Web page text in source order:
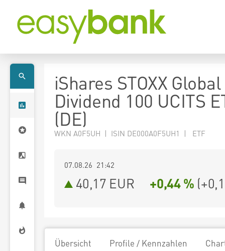
iShares STOXX
Dividend 100 UCITS
(DE)
WKN A0F5UH | ISIN DE000A0F5UH1 | ETF
07.08.26 21:42
40,17 EUR +0,44 % (
Übersicht Profile / Kennzahlen